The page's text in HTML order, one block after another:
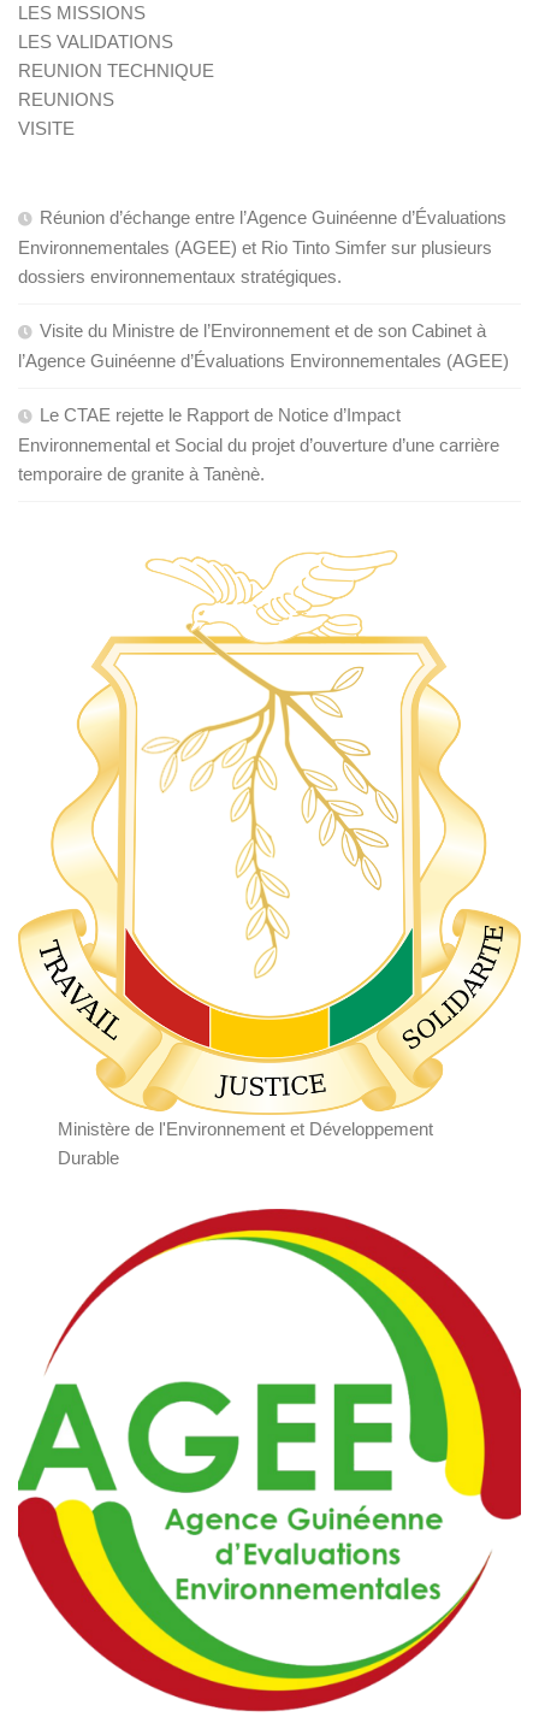
LES MISSIONS
LES VALIDATIONS
REUNION TECHNIQUE
REUNIONS
VISITE
Réunion d’échange entre l’Agence Guinéenne d’Évaluations
Environnementales (AGEE) et Rio Tinto Simfer sur plusieurs
dossiers environnementaux stratégiques.
Visite du Ministre de l’Environnement et de son Cabinet à
l’Agence Guinéenne d’Évaluations Environnementales (AGEE)
Le CTAE rejette le Rapport de Notice d’Impact
Environnemental et Social du projet d’ouverture d’une carrière
temporaire de granite à Tanènè.
Ministère de l'Environnement et Développement
Durable